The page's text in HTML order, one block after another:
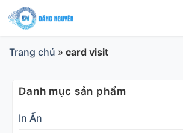
Skip
to
Trang chủ » card visit
Danh mục sản phẩm
In Ấn